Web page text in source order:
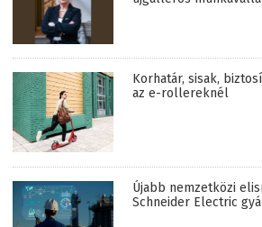
Korhatár, sisak,
az e-rollereknél
Újabb nemzetközi
Schneider Electric